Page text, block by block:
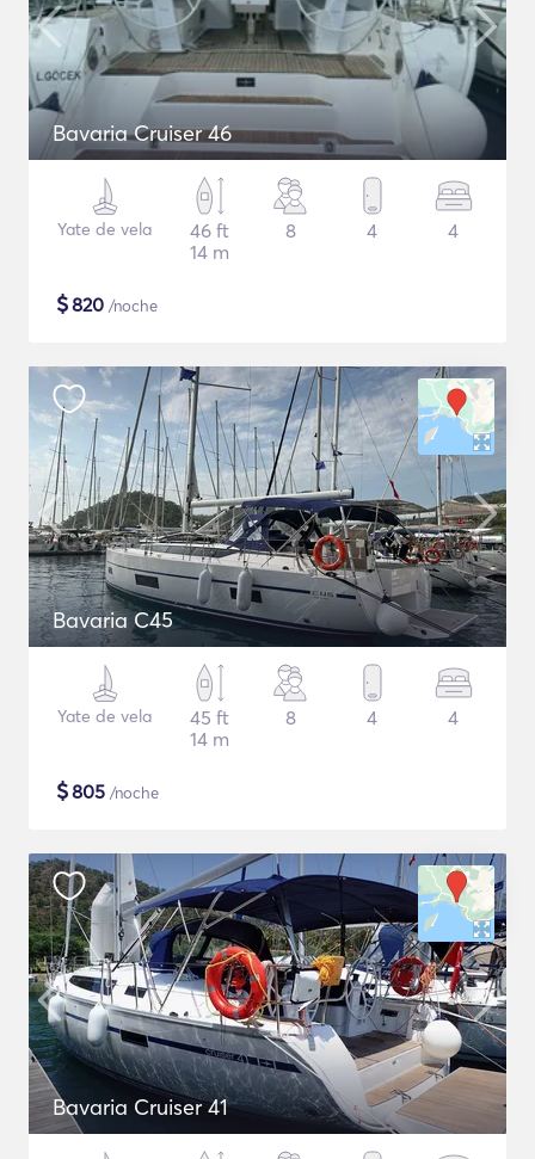
Bavaria Cruiser 46
Yate de vela
46 ft
14 m
8 4 4
$820 /noche
Bavaria C45
Yate de vela
45 ft
14 m
8 4 4
$805 /noche
Bavaria Cruiser 41